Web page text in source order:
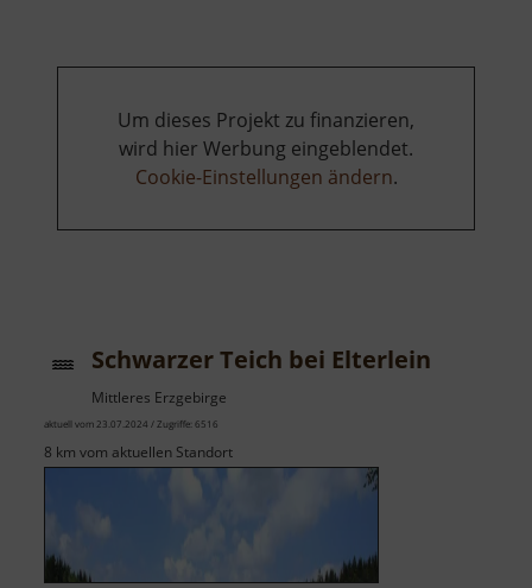
Um dieses Projekt zu finanzieren,
wird hier Werbung eingeblendet.
Cookie-Einstellungen ändern.
Schwarzer Teich bei Elterlein
Mittleres Erzgebirge
aktuell vom 23.07.2024 / Zugriffe: 6516
8 km vom aktuellen Standort